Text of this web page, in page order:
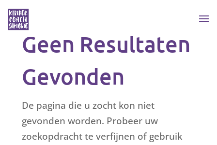
Geen Resultaten
Gevonden
De pagina die u zocht kon niet
gevonden worden. Probeer uw
zoekopdracht te verfijnen of gebruik